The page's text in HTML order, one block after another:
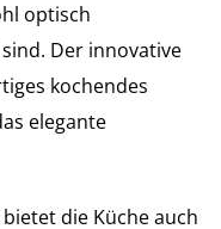
optisch
Der innovative
kochendes
elegante
die Küche auch